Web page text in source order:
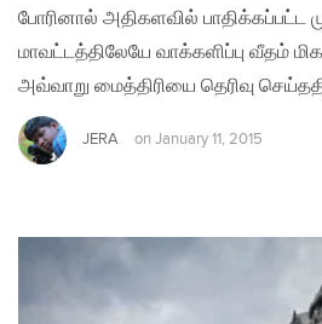
போரினால் அதிகளவில் பாதிக்கப்பட்ட
மாவட்டத்திலேயே வாக்களிப்பு வீதம்
அவ்வாறு மைத்திரியை தெரிவு
JERA on January 11, 2015